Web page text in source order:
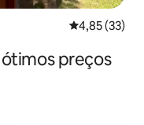
4,85 de uma
4,85 (33)
preços